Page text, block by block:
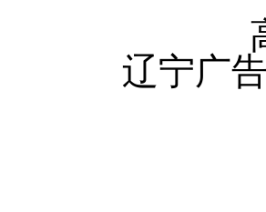
辽宁广